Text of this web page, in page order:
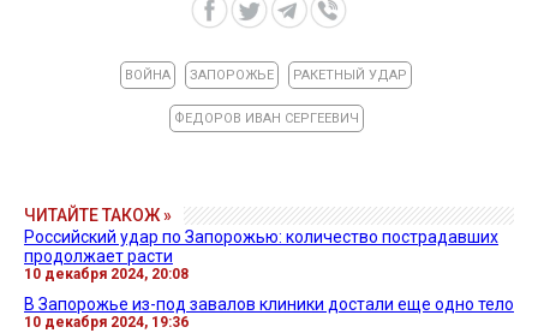
ВОЙНА ЗАПОРОЖЬЕ РАКЕТНЫЙ УДАР
ФЕДОРОВ ИВАН СЕРГЕЕВИЧ
ЧИТАЙТЕ ТАКОЖ »
Российский удар по Запорожью: количество пострадавших
продолжает расти
10 декабря 2024, 20:08
В Запорожье из-под завалов клиники достали еще одно тело
10 декабря 2024, 19:36